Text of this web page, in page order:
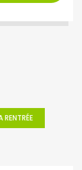
RENTRÉE